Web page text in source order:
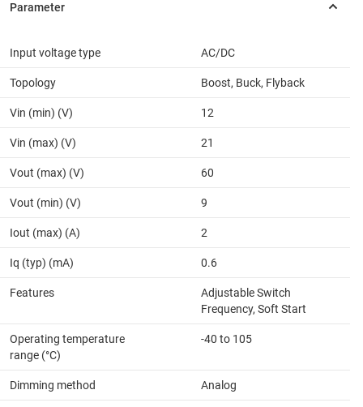
Input voltage type AC/DC
Topology Boost, Buck, Flyback
Vin (min) (V) 12
Vin (max) (V) 21
Vout (max) (V) 60
Vout (min) (V) 9
Iout (max) (A) 2
Iq (typ) (mA) 0.6
Features
Adjustable Switch
Frequency, Soft Start
Operating temperature
range (°C)
-40 to 105
Dimming method Analog